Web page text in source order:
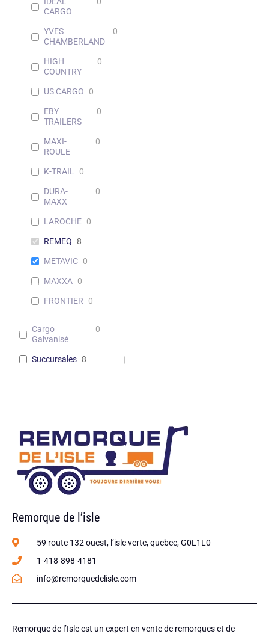
CARGO
YVES
CHAMBERLAND
0
HIGH
COUNTRY
0
US CARGO 0
EBY
TRAILERS
0
MAXI-
ROULE
0
K-TRAIL 0
DURA-
MAXX
0
LAROCHE 0
REMEQ 8
METAVIC 0
MAXXA 0
FRONTIER 0
Cargo
Galvanisé
0
Succursales 8
Remorque de l’isle
59 route 132 ouest, l’isle verte, quebec, G0L1L0
1-418-898-4181
info@remorquedelisle.com
Remorque de l’Isle est un expert en vente de remorques et de